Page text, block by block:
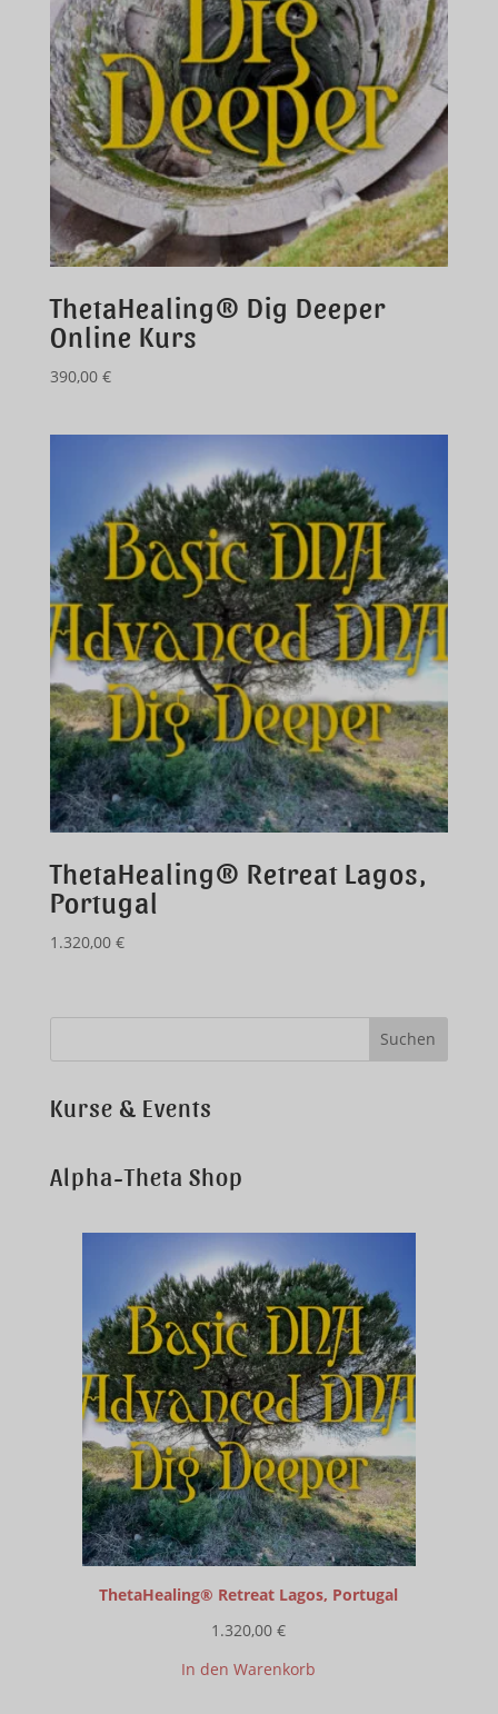
ThetaHealing® Dig Deeper
Online Kurs
390,00 €
ThetaHealing® Retreat Lagos,
Portugal
1.320,00 €
Kurse & Events
Alpha-Theta Shop
ThetaHealing® Retreat Lagos, Portugal
1.320,00€
In den Warenkorb